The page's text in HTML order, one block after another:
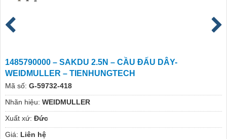
1485790000 – SAKDU 2.5N – CẦU ĐẤU DÂY-
WEIDMULLER – TIENHUNGTECH
Mã số: G-59732-418
Nhãn hiệu: WEIDMULLER
Xuất xứ: Đức
Giá: Liên hệ